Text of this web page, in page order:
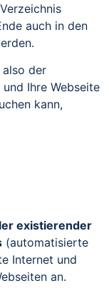
auch in den
also der
Ihre Webseite
kann,
existierender
(automatisierte
Internet und
an.